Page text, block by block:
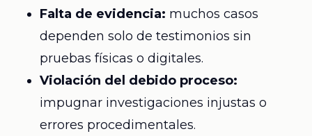
Falta de evidencia: muchos casos
dependen solo de testimonios sin
pruebas físicas o digitales.
Violación del debido proceso:
impugnar investigaciones injustas o
errores procedimentales.